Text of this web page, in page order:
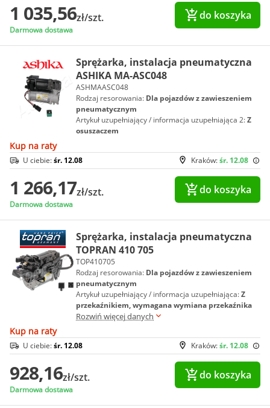
1 035,56zł/szt.
Darmowa dostawa
do koszyka
Sprężarka, instalacja pneumatyczna
ASHIKA MA-ASC048
ASHMAASC048
Rodzaj resorowania: Dla pojazdów z zawieszeniem
pneumatycznym
Artykuł uzupełniający / informacja uzupełniająca 2:Z
osuszaczem
Kup na raty
Kraków:śr. 12.08
U ciebie:śr. 12.08
1 266,17zł/szt.
Darmowa dostawa
do koszyka
Sprężarka, instalacja pneumatyczna
TOPRAN 410 705
TOP410705
Rodzaj resorowania: Dla pojazdów z zawieszeniem
pneumatycznym
Artykuł uzupełniający / informacja uzupełniająca:Z
przekaźnikiem, wymagana wymiana przekaźnika
Rozwiń więcej danych
Kup na raty
Kraków:śr. 12.08
U ciebie:śr. 12.08
928,16zł/szt.
Darmowa dostawa
do koszyka